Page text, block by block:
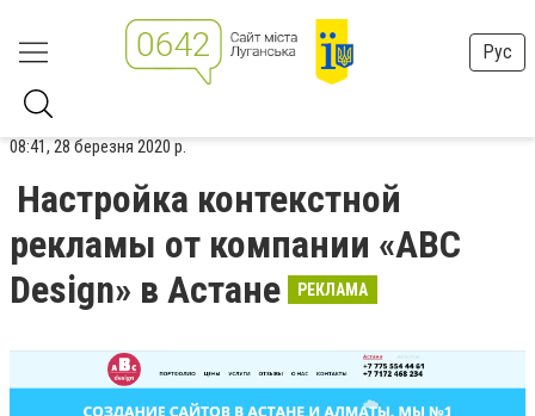
Рус
08:41, 28 березня 2020 р.
Настройка контекстной
рекламы от компании «ABC
Design» в Астане
РЕКЛАМА